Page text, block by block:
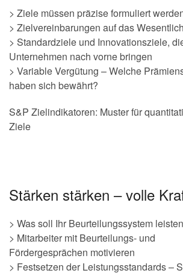
> Ziele müssen präzise formuliert
> Zielvereinbarungen auf das
> Standardziele und Innovationsziele,
Unternehmen nach vorne bringen
> Variable Vergütung – Welche
haben sich bewährt?
S&P Zielindikatoren: Muster für
Ziele
Stärken stärken – volle
> Was soll Ihr Beurteilungssystem
> Mitarbeiter mit Beurteilungs- und
Fördergesprächen motivieren
> Festsetzen der Leistungsstandards –